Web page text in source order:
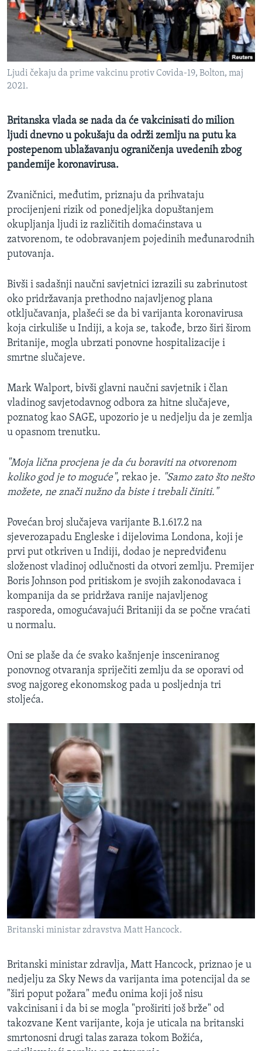
MAGAZIN
O GLASU AMERIKE
Learning English
Jezici
Ljudi čekaju da prime vakcinu protiv Covida-19, Bolton, maj
2021.
Britanska vlada se nada da će vakcinisati do milion
ljudi dnevno u pokušaju da održi zemlju na putu ka
postepenom ublažavanju ograničenja uvedenih zbog
pandemije koronavirusa.
Zvaničnici, međutim, priznaju da prihvataju
procijenjeni rizik od ponedjeljka dopuštanjem
okupljanja ljudi iz različitih domaćinstava u
zatvorenom, te odobravanjem pojedinih međunarodnih
putovanja.
Bivši i sadašnji naučni savjetnici izrazili su zabrinutost
oko pridržavanja prethodno najavljenog plana
otključavanja, plašeći se da bi varijanta koronavirusa
koja cirkuliše u Indiji, a koja se, takođe, brzo širi širom
Britanije, mogla ubrzati ponovne hospitalizacije i
smrtne slučajeve.
Mark Walport, bivši glavni naučni savjetnik i član
vladinog savjetodavnog odbora za hitne slučajeve,
poznatog kao SAGE, upozorio je u nedjelju da je zemlja
u opasnom trenutku.
"Moja lična procjena je da ću boraviti na otvorenom
koliko god je to moguće", rekao je. "Samo zato što nešto
možete, ne znači nužno da biste i trebali činiti."
Povećan broj slučajeva varijante B.1.617.2 na
sjeverozapadu Engleske i dijelovima Londona, koji je
prvi put otkriven u Indiji, dodao je nepredviđenu
složenost vladinoj odlučnosti da otvori zemlju. Premijer
Boris Johnson pod pritiskom je svojih zakonodavaca i
kompanija da se pridržava ranije najavljenog
rasporeda, omogućavajući Britaniji da se počne vraćati
u normalu.
Oni se plaše da će svako kašnjenje insceniranog
ponovnog otvaranja spriječiti zemlju da se oporavi od
svog najgoreg ekonomskog pada u posljednja tri
stoljeća.
Britanski ministar zdravstva Matt Hancock.
Britanski ministar zdravlja, Matt Hancock, priznao je u
nedjelju za Sky News da varijanta ima potencijal da se
"širi poput požara" među onima koji još nisu
vakcinisani i da bi se mogla "proširiti još brže" od
takozvane Kent varijante, koja je uticala na britanski
smrtonosni drugi talas zaraza tokom Božića,